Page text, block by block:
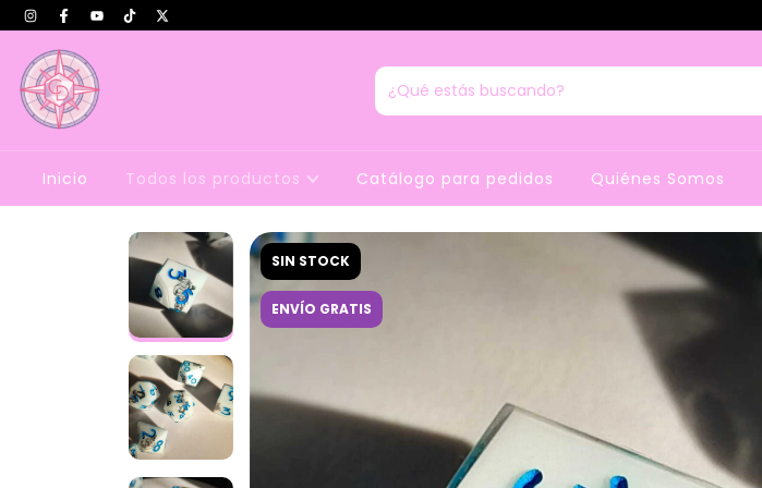
Inicio Todos los productos Catálogo para pedidos Quiénes Somos
SIN STOCK
ENVÍO GRATIS